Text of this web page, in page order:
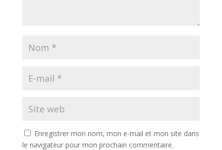
Enregistrer mon nom, mon e-mail et mon site dans
le navigateur pour mon prochain commentaire.